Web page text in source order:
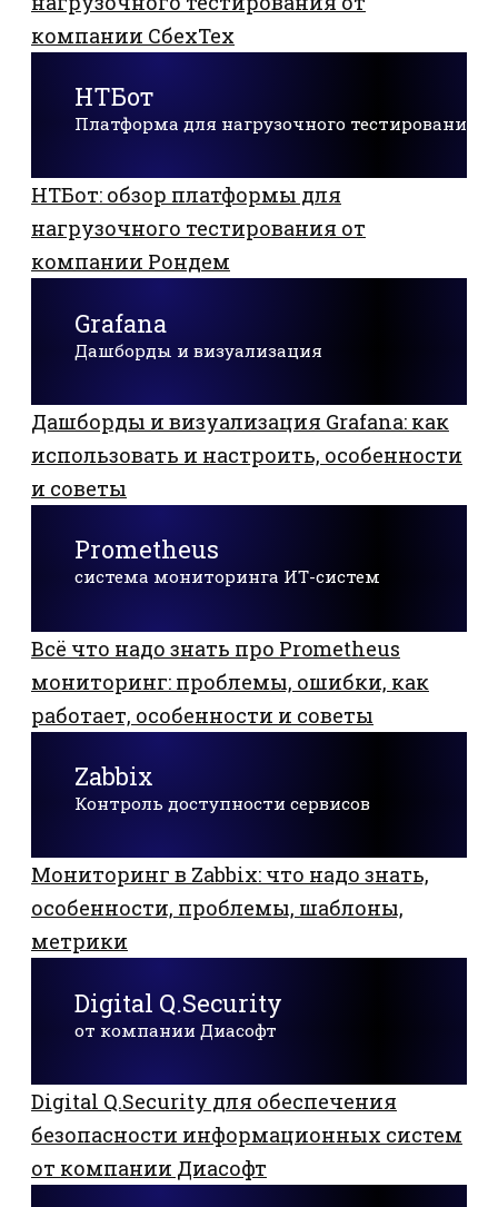
компании СбехТех
НТБот
Платформа для нагрузочного тестирования
НТБот: обзор платформы для
нагрузочного тестирования от
компании Рондем
Grafana
Дашборды и визуализация
Дашборды и визуализация Grafana: как
использовать и настроить, особенности
и советы
Prometheus
система мониторинга ИТ-систем
Всё что надо знать про Prometheus
мониторинг: проблемы, ошибки, как
работает, особенности и советы
Zabbix
Контроль доступности сервисов
Мониторинг в Zabbix: что надо знать,
особенности, проблемы, шаблоны,
метрики
Digital Q.Security
от компании Диасофт
Digital Q.Security для обеспечения
безопасности информационных систем
от компании Диасофт